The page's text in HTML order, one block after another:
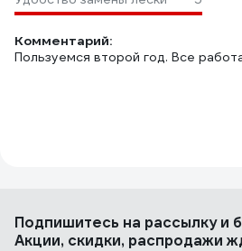
Комментарий:
Пользуемся второй год. Все
Подпишитесь на рассылкуи
Акции, скидки, распродажи